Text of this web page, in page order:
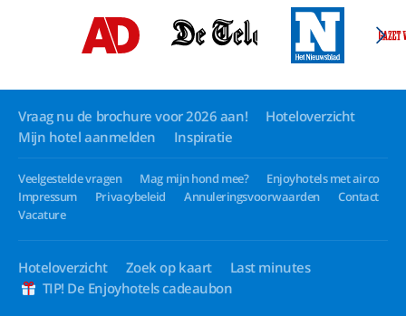
Vraag nu de brochure voor 2026 aan!
Hoteloverzicht
Mijn hotel aanmelden
Inspiratie
Veelgestelde vragen Mag mijn hond mee?
Enjoyhotels met airco
Impressum
Privacybeleid Annuleringsvoorwaarden
Contact
Vacature
Hoteloverzicht Zoek op kaart
Last minutes
TIP! De Enjoyhotels cadeaubon